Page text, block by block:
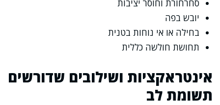
סחרחורת וחוסר יציבות
יובש בפה
בחילה או אי נוחות בטנית
תחושת חולשה כללית
אינטראקציות ושילובים שדורשים
תשומת לב